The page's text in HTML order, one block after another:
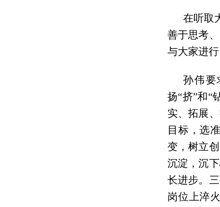
在听取
善于思考
与大家进
孙伟要
扬“挤”和“
实、拓展
目标，选
变，树立
沉淀，沉
长进步。
岗位上淬